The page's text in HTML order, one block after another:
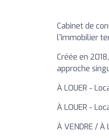
Cabinet de
l'immobilier
Créée en
approche
À LOUER -
À LOUER -
À VENDRE / À